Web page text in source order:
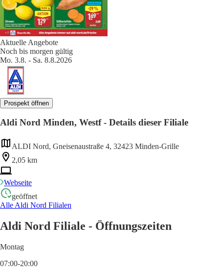
Aktuelle Angebote
Noch bis morgen gültig
Mo. 3.8. - Sa. 8.8.2026
Prospekt öffnen
Aldi Nord Minden, Westf - Details dieser Filiale
ALDI Nord, Gneisenaustraße 4, 32423 Minden-Grille
2,05 km
Webseite
geöffnet
Alle Aldi Nord Filialen
Aldi Nord Filiale - Öffnungszeiten
Montag
07:00-20:00